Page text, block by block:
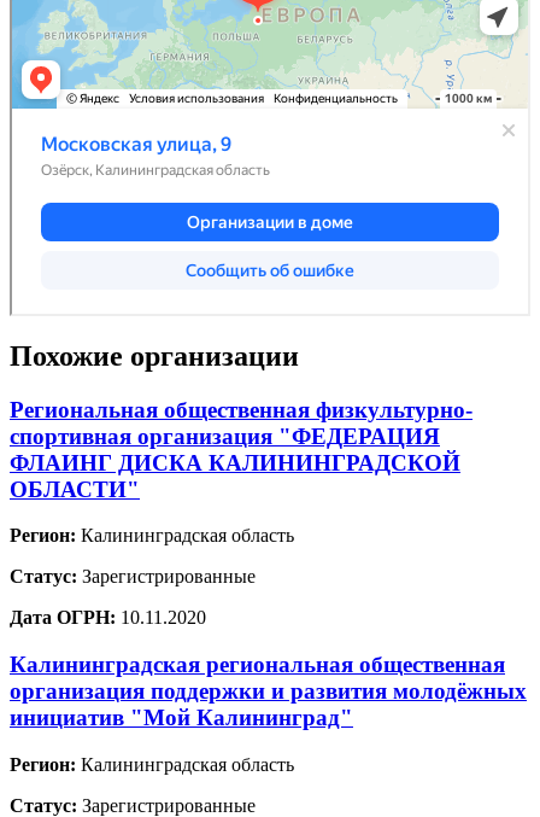
Похожие организации
Региональная общественная физкультурно-
спортивная организация "ФЕДЕРАЦИЯ
ФЛАИНГ ДИСКА КАЛИНИНГРАДСКОЙ
ОБЛАСТИ"
Регион: Калининградская область
Статус: Зарегистрированные
Дата ОГРН: 10.11.2020
Калининградская региональная общественная
организация поддержки и развития молодёжных
инициатив "Мой Калининград"
Регион: Калининградская область
Статус: Зарегистрированные